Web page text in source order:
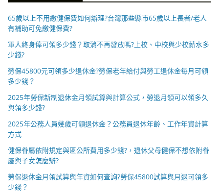
65歲以上不用繳健保費如何辦理?台灣那些縣市65歲以上長者/老人
有補助可免繳健保費?
軍人終身俸可領多少錢？取消不再發放嗎?上校、中校與少校薪水多
少錢?
勞保45800元可領多少退休金?勞保老年給付與勞工退休金每月可領
多少錢？
2025年勞保新制退休金月領試算與計算公式，勞退月領可以領多久
與領多少錢?
2025年公務人員幾歲可領退休金？公務員退休年齡、工作年資計算
方式
健保眷屬依附規定與區公所費用多少錢?，退休父母健保不想依附眷
屬與子女怎麼辦?
勞保退休金月領試算與年資如何查詢?勞保45800試算與月退可領多
少錢？